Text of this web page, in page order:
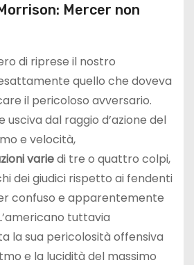
Mercer non
di riprese il nostro
quello che doveva
il pericoloso avversario.
usciva dal raggio d’azione del
e velocità,
variedi tre o quattro colpi,
dei giudici rispetto ai fendenti
confuso e apparentemente
tuttavia
la sua pericolosità offensiva
e la lucidità del massimo